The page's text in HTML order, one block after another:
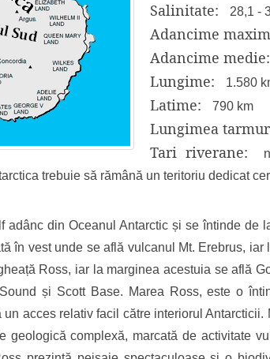
Salinitate: 28,1 -
Adancime
Adancime medie:
Lungime: 1.580
Latime: 790 km
Lungimea
Tari riverane:
trebuie să rămână un teritoriu dedicat
adânc din Oceanul Antarctic și se întinde
în vest unde se află vulcanul Mt. Erebrus,
Ross, iar la marginea acestuia se află
și Scott Base. Marea Ross, este o
acces relativ facil către interiorul
geologică complexă, marcată de activitate